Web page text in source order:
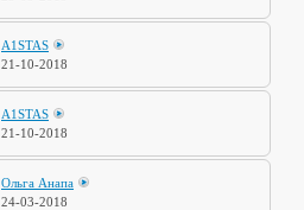
A1STAS
21-10-2018
A1STAS
21-10-2018
Ольга Анапа
24-03-2018